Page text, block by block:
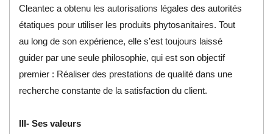
Cleantec a obtenu les autorisations légales des autorités
étatiques pour utiliser les produits phytosanitaires. Tout
au long de son expérience, elle s’est toujours laissé
guider par une seule philosophie, qui est son objectif
premier : Réaliser des prestations de qualité dans une
recherche constante de la satisfaction du client.
III- Ses valeurs